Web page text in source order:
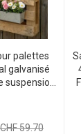
palettes
galvanisé
argentées
CHF 59.70